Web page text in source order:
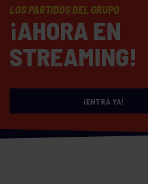
LOS PARTIDOS DEL GRUPO
¡AHORA EN
STREAMING!
¡ENTRA YA!